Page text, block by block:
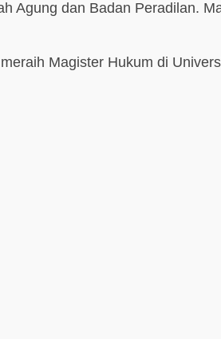
Agung dan Badan Peradilan.
Magister Hukum di